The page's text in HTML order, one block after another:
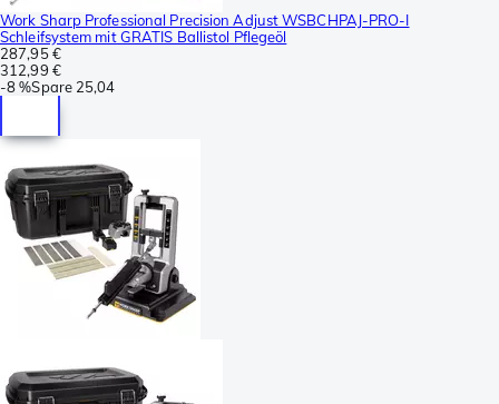
Work Sharp Professional Precision Adjust WSBCHPAJ-PRO-I
Schleifsystem mit GRATIS Ballistol Pflegeöl
287,95 €
312,99 €
-8 %Spare 25,04